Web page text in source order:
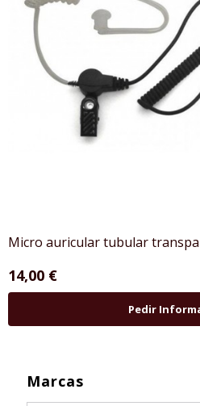
Marcas
Micro auricular tubular
14,00 €
Pedir